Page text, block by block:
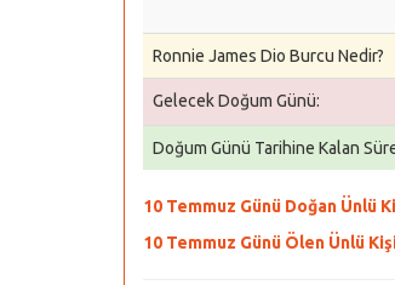
Ronnie James Dio Burcu Nedir?
Gelecek Doğum Günü:
Doğum Günü Tarihine Kalan
10 Temmuz Günü Doğan Ünlü
10 Temmuz Günü Ölen Ünlü